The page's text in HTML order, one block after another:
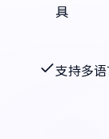
具
支持多